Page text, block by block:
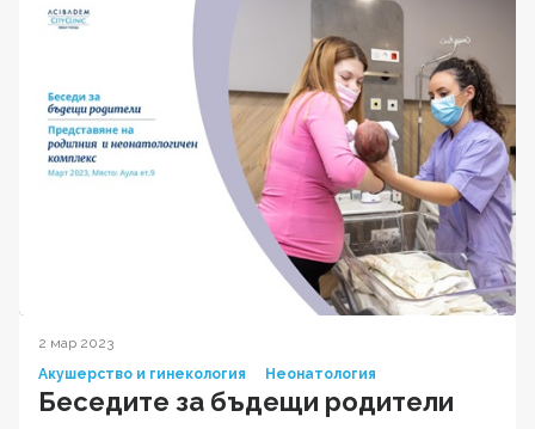
2 мар 2023
Акушерство и гинекология
Неонатология
Беседите за бъдещи родители